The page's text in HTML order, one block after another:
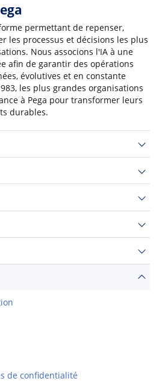
permettant de repenser,
les processus et décisions les plus
Nous associons l'IA à une
afin de garantir des opérations
évolutives et en constante
les plus grandes organisations
à Pega pour transformer leurs
durables.
de confidentialité